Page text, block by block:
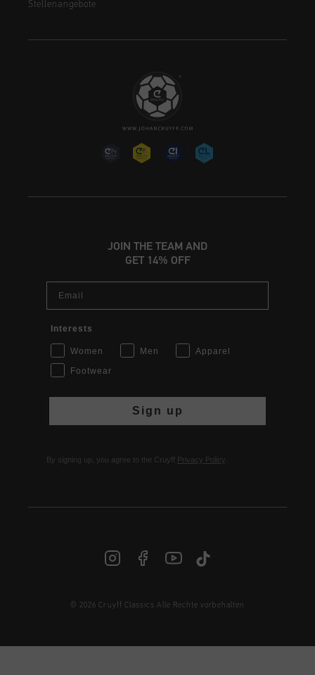
DE | € EUR
Stellenangebote
JOIN THE TEAM AND
GET 14% OFF
Interests
Women Men
Apparel
Footwear
Sign up
By signing up, you agree to the Cruyff Privacy Policy
© 2026 Cruyff Classics Alle Rechte vorbehalten